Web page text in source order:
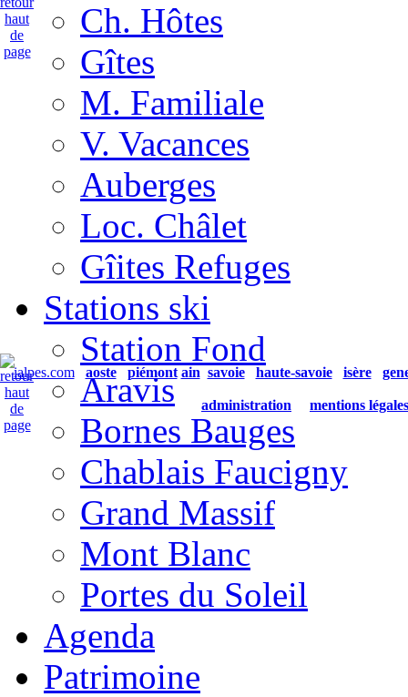
ialpes.com aoste piémont ain savoie haute-savoie isère
administration mentions légales
Ch. Hôtes
Gîtes
M. Familiale
V. Vacances
Auberges
Loc. Châlet
Gîites Refuges
Stations ski
Station Fond
Aravis
Bornes Bauges
Chablais Faucigny
Grand Massif
Mont Blanc
Portes du Soleil
Agenda
Patrimoine